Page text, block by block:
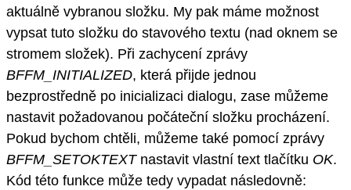
aktuálně vybranou složku. My pak máme možnost
vypsat tuto složku do stavového textu (nad oknem se
stromem složek). Při zachycení zprávy
BFFM_INITIALIZED, která přijde jednou
bezprostředně po inicializaci dialogu, zase můžeme
nastavit požadovanou počáteční složku procházení.
Pokud bychom chtěli, můžeme také pomocí zprávy
BFFM_SETOKTEXTnastavit vlastní text tlačítku OK.
Kód této funkce může tedy vypadat následovně: